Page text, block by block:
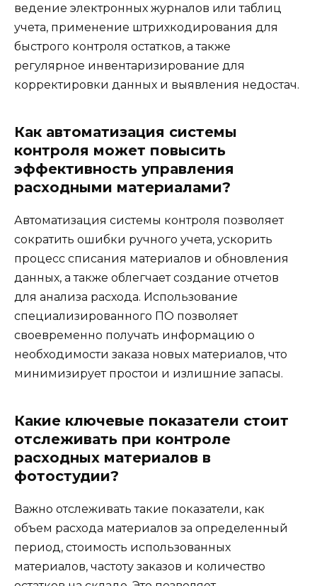
ведение электронных журналов или таблиц
учета, применение штрихкодирования для
быстрого контроля остатков, а также
регулярное инвентаризирование для
корректировки данных и выявления недостач.
Как автоматизация системы
контроля может повысить
эффективность управления
расходными материалами?
Автоматизация системы контроля позволяет
сократить ошибки ручного учета, ускорить
процесс списания материалов и обновления
данных, а также облегчает создание отчетов
для анализа расхода. Использование
специализированного ПО позволяет
своевременно получать информацию о
необходимости заказа новых материалов, что
минимизирует простои и излишние запасы.
Какие ключевые показатели стоит
отслеживать при контроле
расходных материалов в
фотостудии?
Важно отслеживать такие показатели, как
объем расхода материалов за определенный
период, стоимость использованных
материалов, частоту заказов и количество